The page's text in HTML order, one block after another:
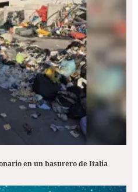
en un basurero de Italia